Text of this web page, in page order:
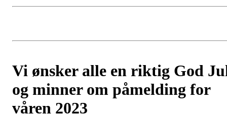
Vi ønsker alle en riktig God
og minner om påmelding for
våren 2023